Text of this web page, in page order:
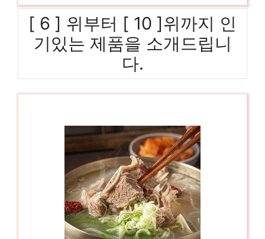
[ 6 ] 위부터 [ 10 ]위까지 인
기있는 제품을 소개드립니
다.